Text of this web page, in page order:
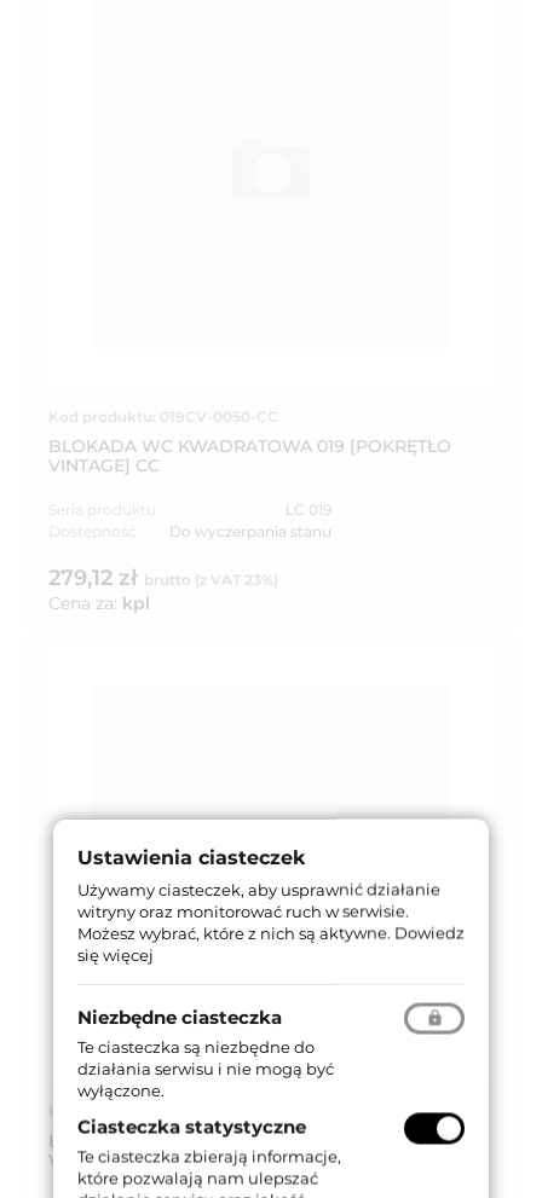
Kod produktu: 019CV-0050-CC
BLOKADA WC KWADRATOWA 019 [POKRĘTŁO
VINTAGE] CC
Seria produktu:
LC 019
Dostępność:
Do wyczerpania stanu
279,12 zł brutto (z VAT 23%)
Cena za: kpl
BLOKADA WC KWADRATOWA 019 [POKRĘTŁO
VINTAGE] CE
Ustawienia ciasteczek
Używamy ciasteczek, aby usprawnić działanie
witryny oraz monitorować ruch w serwisie.
Możesz wybrać, które z nich są aktywne. Dowiedz
się więcej
Niezbędne ciasteczka
Te ciasteczka są niezbędne do
działania serwisu i nie mogą być
wyłączone.
Ciasteczka statystyczne
Te ciasteczka zbierają informacje,
które pozwalają nam ulepszać